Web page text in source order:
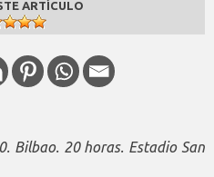
ARTÍCULO
Bilbao. 20 horas. Estadio San